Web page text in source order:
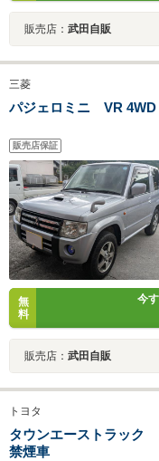
販売店： 武田自販
三菱
パジェロミニ VR 4WD
販売店保証
無
料
今
販売店： 武田自販
トヨタ
タウンエーストラック
禁煙車